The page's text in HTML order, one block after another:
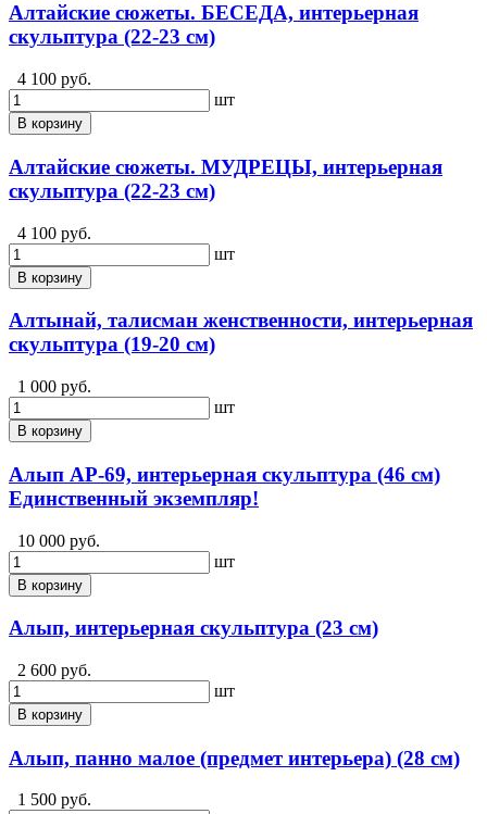
Алтайские сюжеты. БЕСЕДА, интерьерная
скульптура (22-23 см)
4 100 руб.
шт
В корзину
Алтайские сюжеты. МУДРЕЦЫ, интерьерная
скульптура (22-23 см)
4 100 руб.
шт
В корзину
Алтынай, талисман женственности, интерьерная
скульптура (19-20 см)
1 000 руб.
шт
В корзину
Алып АР-69, интерьерная скульптура (46 см)
Единственный экземпляр!
10 000 руб.
шт
В корзину
Алып, интерьерная скульптура (23 см)
2 600 руб.
шт
В корзину
Алып, панно малое (предмет интерьера) (28 см)
1 500 руб.